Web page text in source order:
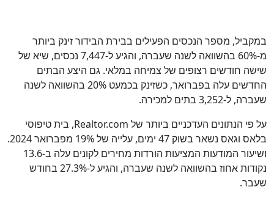
במקביל, מספר הנכסים הפעילים בבירת הבידור זינק ביותר
מ-60% בהשוואה לשנה שעברה, והגיע ל-7,447 נכסים, שיא של
שישה חודשים רצופים של צמיחה במלאי. גם היצע הבתים
החדשים עלה בפברואר, כשזינק בכמעט 20% בהשוואה לשנה
שעברה, ל-3,252 בתים למכירה.
על פי הנתונים העדכניים ביותר של Realtor.com, בית טיפוסי
בלאס וגאס נשאר בשוק 47 ימים, עלייה של 19% מפברואר 2024.
ושיעור המודעות המציעות הורדות מחירים לקונים עלה ב-13.6
נקודות אחוז בהשוואה לשנה שעברה, והגיע ל-27.3% בחודש
שעבר.